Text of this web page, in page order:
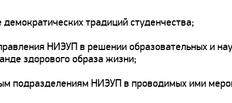
традиций студенчества;
НИЭУП в решении образовательных и
здорового образа жизни;
подразделениям НИЭУП в проводимых ими